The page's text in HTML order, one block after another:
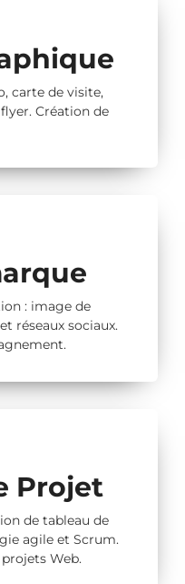
carte de visite,
Création de
: image de
réseaux sociaux.
Projet
de tableau de
agile et Scrum.
Web.